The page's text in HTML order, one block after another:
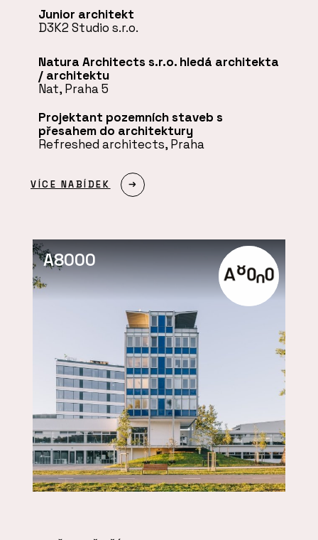
Junior architekt
D3K2 Studio s.r.o.
Natura Architects s.r.o. hledá architekta
/ architektu
Nat, Praha 5
Projektant pozemních staveb s
přesahem do architektury
Refreshed architects, Praha
VÍCE NABÍDEK
A8000